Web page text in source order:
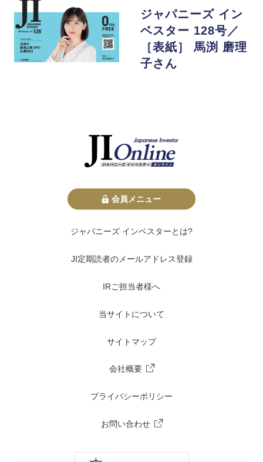
ジャパニーズ イン
ベスター 128号／
［表紙］ 馬渕 磨理
子さん
会員メニュー
ジャパニーズ インベスターとは?
JI定期読者のメールアドレス登録
IRご担当者様へ
当サイトについて
サイトマップ
会社概要
プライバシーポリシー
お問い合わせ